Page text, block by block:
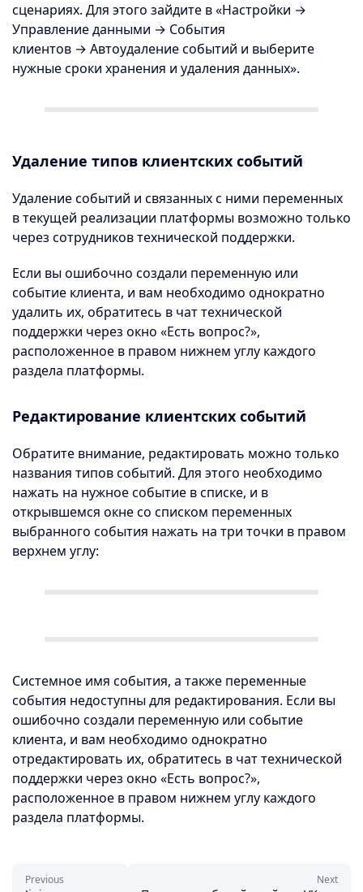
сценариях. Для этого зайдите в «Настройки →
Управление данными → События
клиентов → Автоудаление событий и выберите
нужные сроки хранения и удаления данных».
Удаление типов клиентских событий
Удаление событий и связанных с ними переменных
в текущей реализации платформы возможно только
через сотрудников технической поддержки.
Если вы ошибочно создали переменную или
событие клиента, и вам необходимо однократно
удалить их, обратитесь в чат технической
поддержки через окно «Есть вопрос?»,
расположенное в правом нижнем углу каждого
раздела платформы.
Редактирование клиентских событий
Обратите внимание, редактировать можно только
названия типов событий. Для этого необходимо
нажать на нужное событие в списке, и в
открывшемся окне со списком переменных
выбранного события нажать на три точки в правом
верхнем углу:
Системное имя события, а также переменные
события недоступны для редактирования. Если вы
ошибочно создали переменную или событие
клиента, и вам необходимо однократно
отредактировать их, обратитесь в чат технической
поддержки через окно «Есть вопрос?»,
расположенное в правом нижнем углу каждого
раздела платформы.
Previous Next